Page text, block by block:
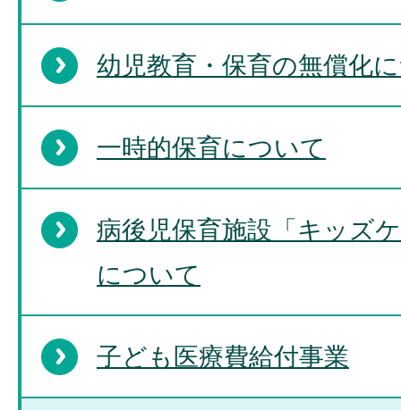
幼児教育・保育の無償化
一時的保育について
病後児保育施設「キッズ
について
子ども医療費給付事業